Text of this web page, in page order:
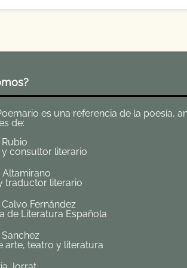
es una referencia de la poesía,
de:
consultor literario
Altamirano
traductor literario
Fernández
de Literatura Española
arte, teatro y literatura